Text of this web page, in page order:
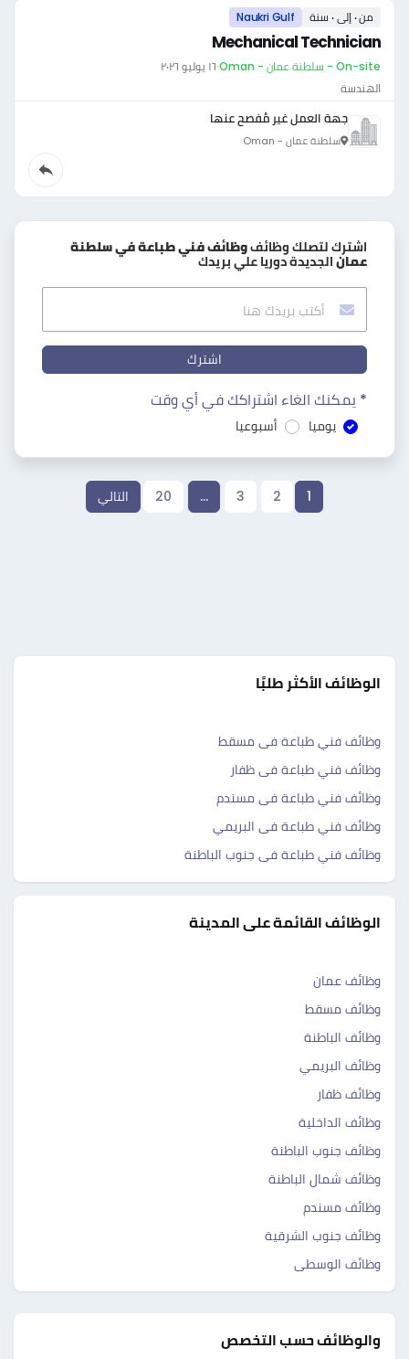
من ٠ إلى ٠ سنة Naukri Gulf
Mechanical Technician
On-site - سلطنة عمان - Oman ·١٦ يوليو ٢٠٢٦
الهندسة
جهة العمل غير مُفصح عنها
سلطنة عمان - Oman
اشترك لتصلك وظائفوظائف فني طباعة في سلطنة
عمان الجديدة دوريا علي بريدك
اشترك
* يمكنك الغاء اشتراكك في أي وقت
يوميا أسبوعيا
1
2
3
…
20 التالي
الوظائف الأكثر طلبًا
وظائف فني طباعة فى مسقط
وظائف فني طباعة فى ظفار
وظائف فني طباعة فى مسندم
وظائف فني طباعة فى البريمي
وظائف فني طباعة فى جنوب الباطنة
الوظائف القائمة على المدينة
وظائف عمان
وظائف مسقط
وظائف الباطنة
وظائف البريمي
وظائف ظفار
وظائف الداخلية
وظائف جنوب الباطنة
وظائف شمال الباطنة
وظائف مسندم
وظائف جنوب الشرقية
وظائف الوسطى
والوظائف حسب التخصص